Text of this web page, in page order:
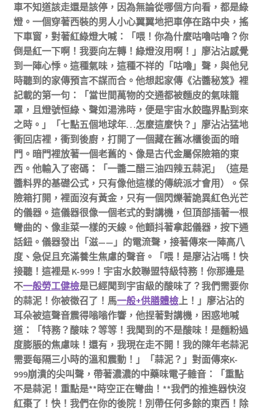
車不知道該走還是該停，因為無論從哪個方向看，都是綠
燈。一個穿著西裝的男人小心翼翼地把車停在路中央，搖
下車窗，對著紅綠燈大喊：「喂！你為什麼咕嚕咕嚕？你
倒是紅一下啊！我要向左轉！綠燈沒用啊！」廖沾沾感覺
到一陣心悸。這種氣味，這種不祥的「咕嚕」聲，與他兒
時聽到的家傳預言不謀而合。他想起家傳《沾醬秘笈》裡
記載的第一句：「當世間萬物的交通都被麵皮的氣味籠
罩，且燈號恒綠、聲如湯沸時，便是宇宙水餃臨界點到來
之時。」「七點五個地球年…怎麼這麼快？」廖沾沾猛地
衝回店裡，衝到後廚，打開了一個藏在舊冰櫃後面的暗
門。暗門裡放著一個老舊的、像是古代金屬保險箱的東
西。他輸入了密碼：「一醬二醋三油四辣五蒜泥」（這是
醬料界的基礎公式，只有像他這樣的傳統派才會用）。保
險箱打開，裡面沒有黃金，只有一個閃爍著詭異紅色光芒
的儀器。這儀器很像一個老式的對講機，但頂部插著一根
彎曲的、像韭菜一樣的天線。他顫抖著拿起儀器，按下通
話鈕。儀器發出「滋——」的電流聲，接著傳來一陣高八
度、急促且充滿養生焦慮的聲音。「喂！是廖沾沾嗎！快
接聽！這裡是 K-999！宇宙水餃聯盟特級特務！你那邊是
不一般勞工健檢是已經聞到宇宙級的酸味了？我們需要你
的蒜泥！你被徵召了！馬一般+供膳體檢上！」廖沾沾的
耳朵被這聲音震得嗡嗡作響，他捏著對講機，困惑地喊
道：「特務？酸味？等等！我聞到的不是酸味！是麵粉過
度膨脹的焦慮味！還有，我現在走不開！我的陳年老蒜泥
需要每隔三小時的溫和震動！」「蒜泥？」對面傳來K-
999崩潰的尖叫聲，帶著濃濃的中藥味電子雜音：「重點
不是蒜泥！重點是**時空正在彎曲！**我們的推進器快沒
紅棗了！快！我們在你的後院！別帶任何多餘的東西！除